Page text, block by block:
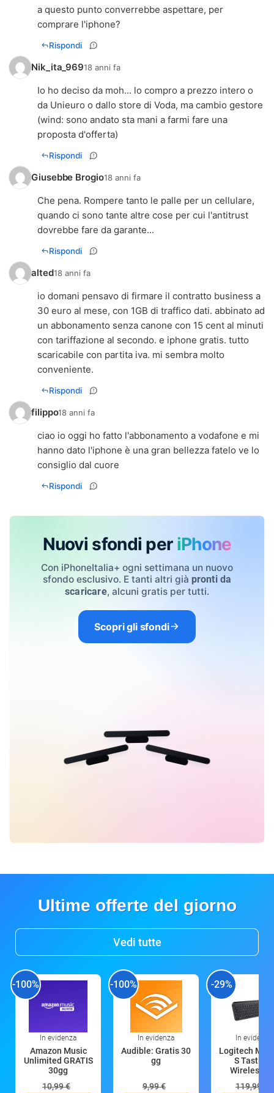
a questo punto converrebbe aspettare, per
comprare l'iphone?
Rispondi
Nik_ita_96918 anni fa
Io ho deciso da moh... lo compro a prezzo intero o
da Unieuro o dallo store di Voda, ma cambio gestore
(wind: sono andato sta mani a farmi fare una
proposta d'offerta)
Rispondi
Giusebbe Brogio18 anni fa
Che pena. Rompere tanto le palle per un cellulare,
quando ci sono tante altre cose per cui l'antitrust
dovrebbe fare da garante...
Rispondi
alted18 anni fa
io domani pensavo di firmare il contratto business a
30 euro al mese, con 1GB di traffico dati. abbinato ad
un abbonamento senza canone con 15 cent al minuti
con tariffazione al secondo. e iphone gratis. tutto
scaricabile con partita iva. mi sembra molto
conveniente.
Rispondi
filippo18 anni fa
ciao io oggi ho fatto l'abbonamento a vodafone e mi
hanno dato l'iphone è una gran bellezza fatelo ve lo
consiglio dal cuore
Rispondi
Nuovi sfondi per iPhone
Con iPhoneItalia+ ogni settimana un nuovo
sfondo esclusivo. E tanti altri già pronti da
scaricare, alcuni gratis per tutti.
Scopri gli sfondi
Ultime offerte del giorno
Vedi tutte
-100%
In evidenza
Amazon Music
Unlimited GRATIS
30gg
10,99 €
-100%
In evidenza
Audible: Gratis 30
gg
9,99 €
-29%
In evidenza
Logitech MX
S Tastiera
Wireless
119,99 €